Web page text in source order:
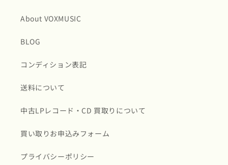
About VOXMUSIC
BLOG
コンディション表記
送料について
中古LPレコード・CD 買取りについて
買い取りお申込みフォーム
プライバシーポリシー